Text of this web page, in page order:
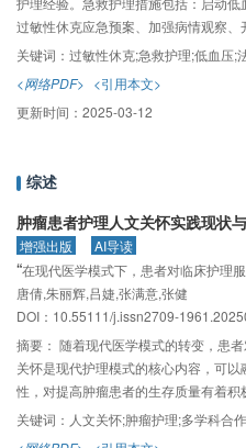
过敏性休克应急预案、加强病情观察
抢救和护理，患者意识恢复，顺利脱
关键词： 过敏性休克;急救护理;低血压;
<网络PDF> <引用本文>
更新时间： 2025-03-12
综述
肿瘤患者护理人文关怀实践现状
增强出版 AI导读
“在现代医学模式下，患者对临床护理
理人文关怀实践方法，旨在提高患者生
唐倩,朱丽辉,吕婕,张满意,张健
DOI：10.55111/j.issn2709-
摘要： 随着现代医学模式的转变，患
关怀是现代护理模式的核心内容，可
性，对提高肿瘤患者的生存质量有着
义、护理人文关怀实践理论，综述肿瘤
创建温馨环境、营造关怀氛围、满足
关键词： 人文关怀;肿瘤护理;多学科合